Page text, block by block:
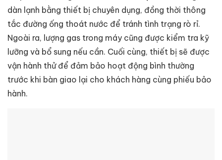
dàn lạnh bằng thiết bị chuyên dụng, đồng thời thông
tắc đường ống thoát nước để tránh tình trạng rò rỉ.
Ngoài ra, lượng gas trong máy cũng được kiểm tra kỹ
lưỡng và bổ sung nếu cần. Cuối cùng, thiết bị sẽ được
vận hành thử để đảm bảo hoạt động bình thường
trước khi bàn giao lại cho khách hàng cùng phiếu bảo
hành.